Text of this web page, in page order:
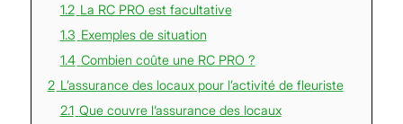
1.2 La RC PRO est facultative
1.3 Exemples de situation
1.4 Combien coûte une RC PRO ?
2 L’assurance des locaux pour l’activité de fleuriste
2.1 Que couvre l’assurance des locaux